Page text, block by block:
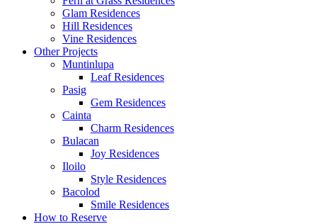
Glam Residences
Hill Residences
Vine Residences
Other Projects
Muntinlupa
Leaf Residences
Pasig
Gem Residences
Cainta
Charm Residences
Bulacan
Joy Residences
Iloilo
Style Residences
Bacolod
Smile Residences
How to Reserve